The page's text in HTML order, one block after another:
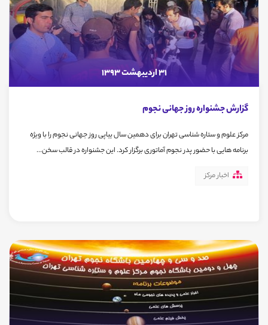
31 اردیبهشت 1393
گزارش جشنواره روز جهانی نجوم
مرکز علوم و ستاره شناسی تهران برای دهمین سال ییاپی روز جهانی نجوم را با ویژه
برنامه هایی با حضور پدر نجوم آماتوری برگزار کرد. این جشنواره در قالب سخن...
اخبار مرکز